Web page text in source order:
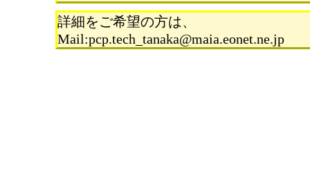
詳細をご希望の方は、
Mail:pcp.tech_tanaka@maia.eonet.ne.jp